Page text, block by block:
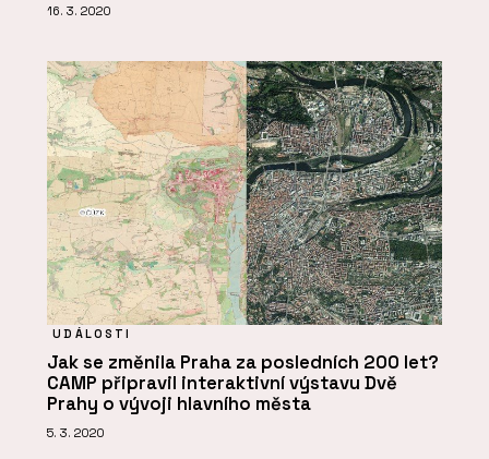
16. 3. 2020
UDÁLOSTI
Jak se změnila Praha za posledních 200 let?
CAMP připravil interaktivní výstavu Dvě
Prahy o vývoji hlavního města
5. 3. 2020